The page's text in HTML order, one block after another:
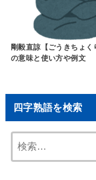
剛毅直諒【ごうきちょく
の意味と使い方や例文
四字熟語を検索